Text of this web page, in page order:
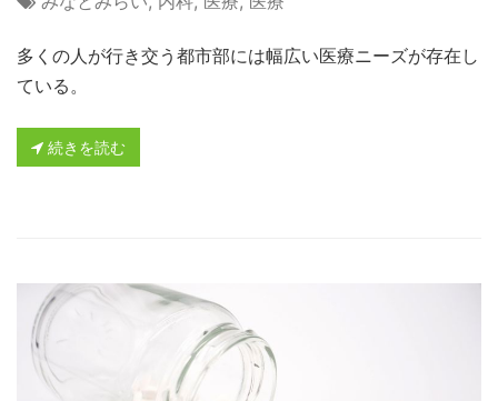
多くの人が行き交う都市部には幅広い医療ニーズが存在し
ている。
続きを読む